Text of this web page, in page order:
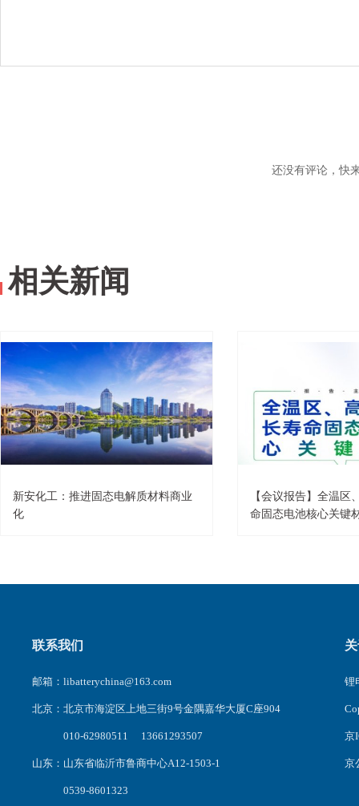
还没有评论，快
相关新闻
新安化工：推进固态电解质材料商业
化
【会议报告】全温区
命固态电池核心关键
联系我们
邮箱：libatterychina@163.com
北京：北京市海淀区上地三街9号金隅嘉华大厦C座904
010-62980511 13661293507
山东：山东省临沂市鲁商中心A12-1503-1
0539-8601323
锂
京
京